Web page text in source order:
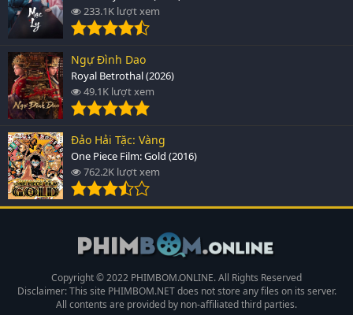
233.1K lượt xem
Ngự Đình Dao
Royal Betrothal (2026)
49.1K lượt xem
Đảo Hải Tặc: Vàng
One Piece Film: Gold (2016)
762.2K lượt xem
Copyright © 2022 PHIMBOM.ONLINE. All Rights Reserved
Disclaimer: This site PHIMBOM.NETdoes not store any files on its server.
All contents are provided by non-affiliated third parties.